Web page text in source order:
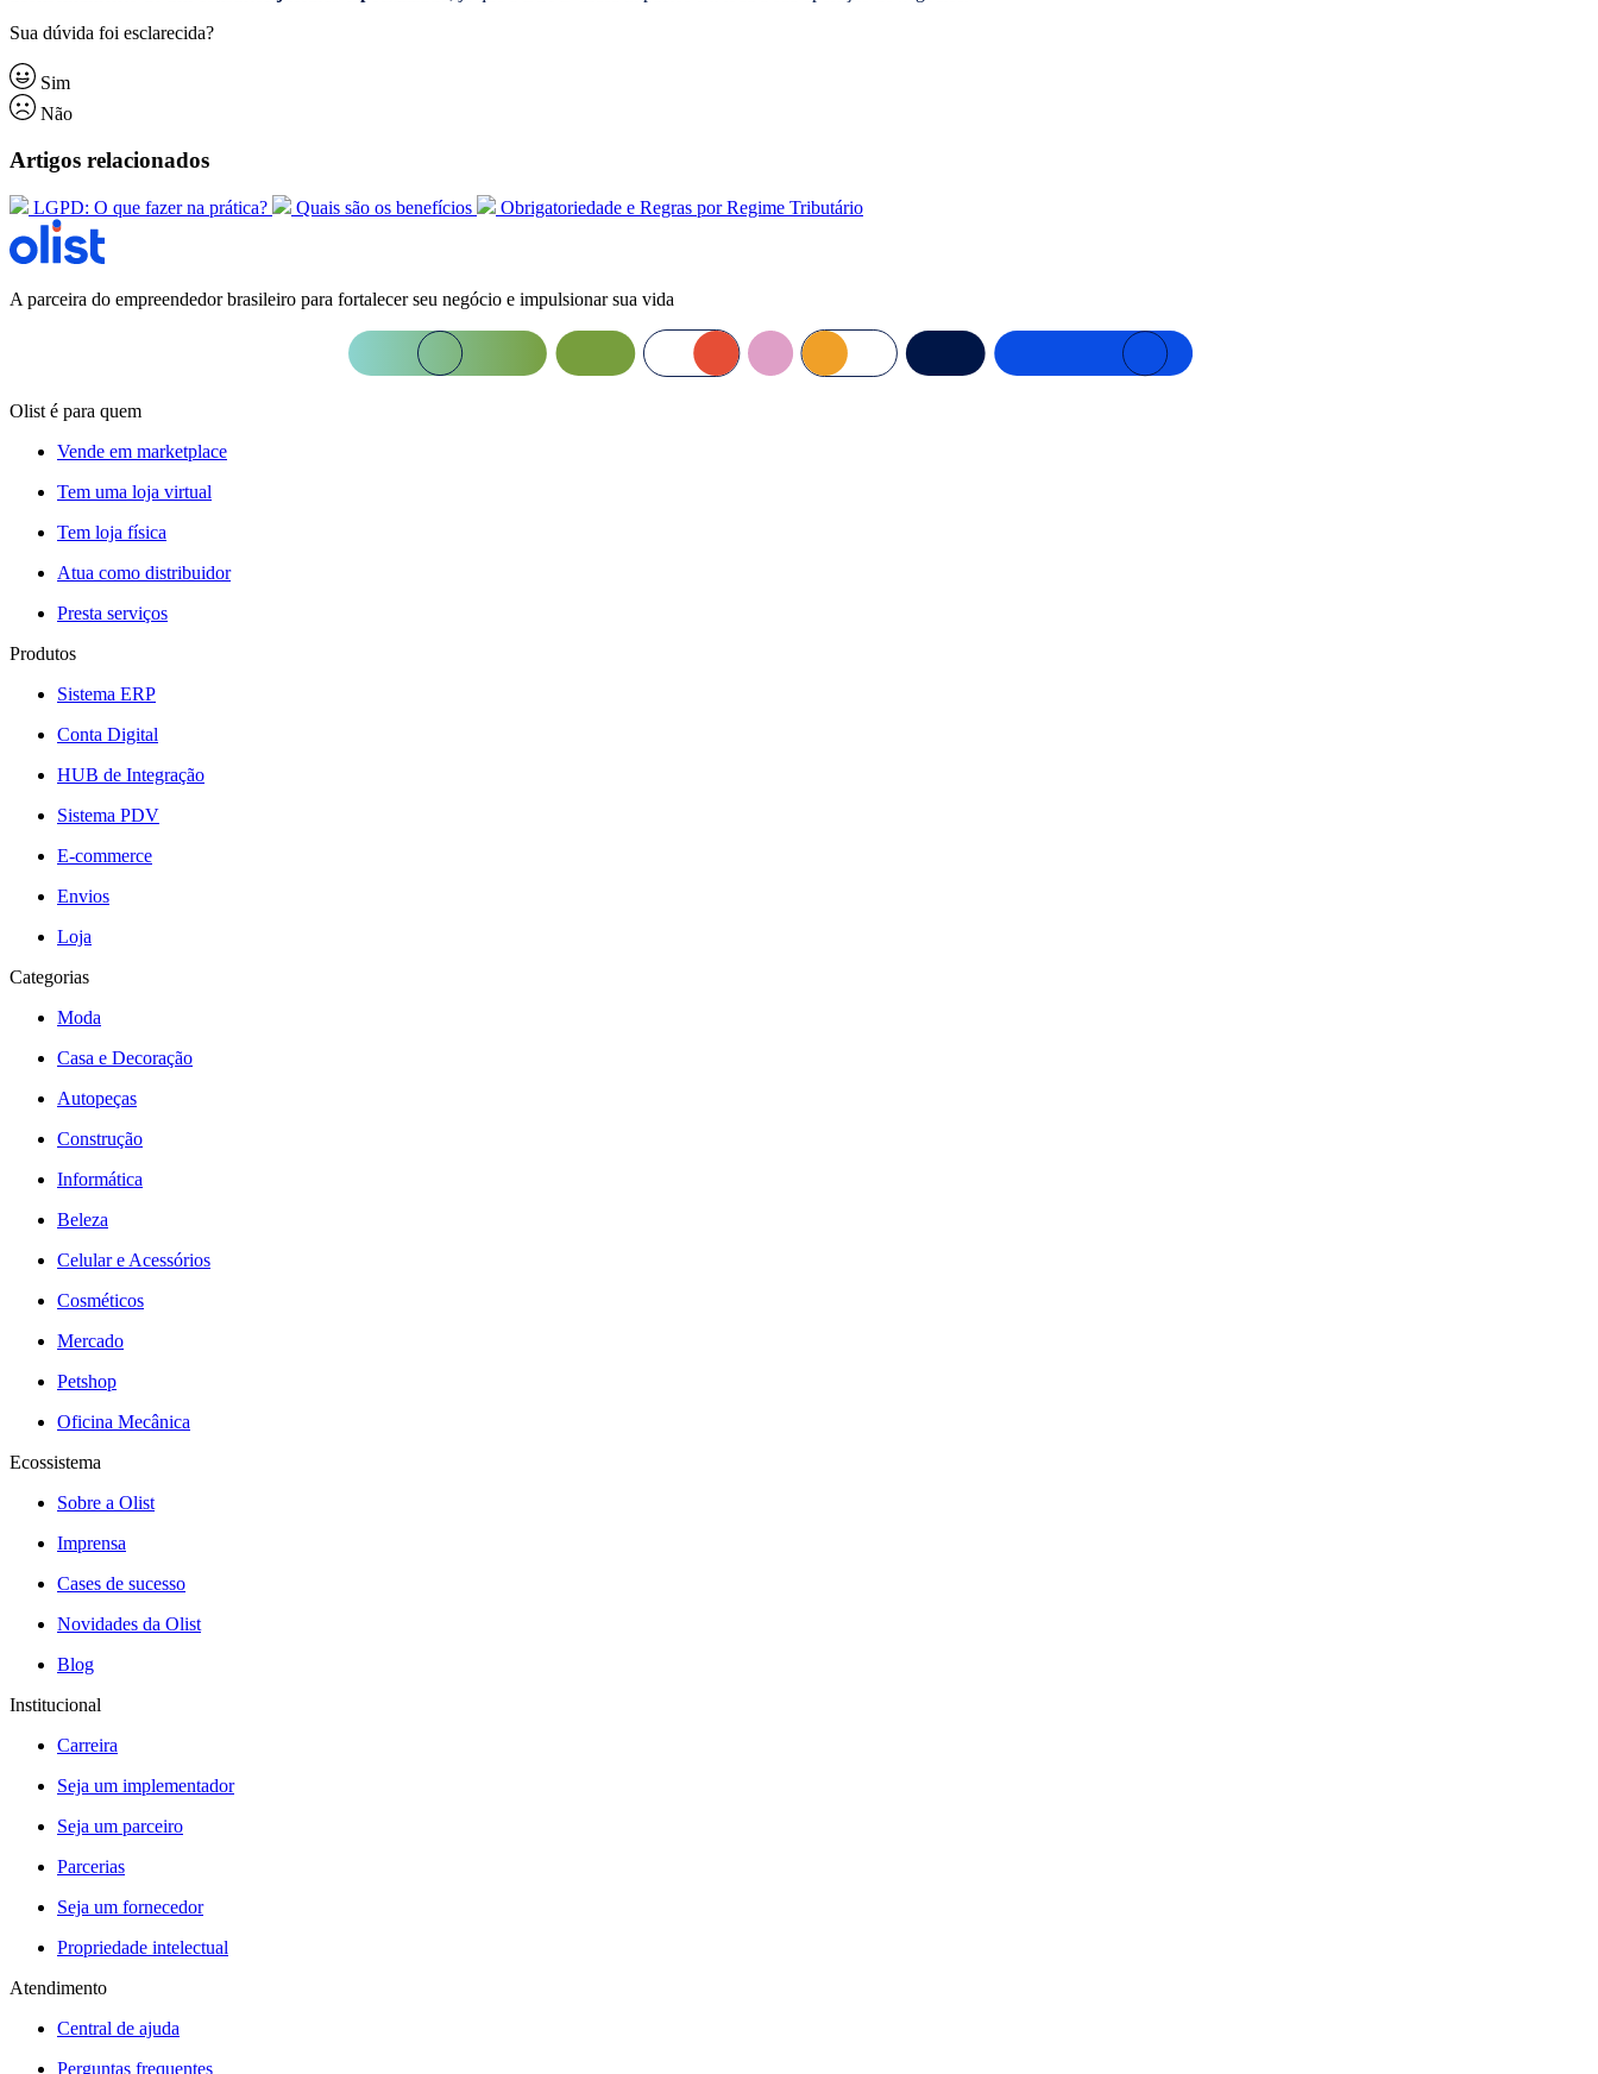
Sua dúvida foi esclarecida?
Sim
Não
Artigos relacionados
LGPD: O que fazer na prática? Quais são os benefícios Obrigatoriedade e Regras por Regime Tributário
A parceira do empreendedor brasileiro para fortalecer seu negócio e impulsionar sua vida
Olist é para quem
Vende em marketplace
Tem uma loja virtual
Tem loja física
Atua como distribuidor
Presta serviços
Produtos
Sistema ERP
Conta Digital
HUB de Integração
Sistema PDV
E-commerce
Envios
Loja
Categorias
Moda
Casa e Decoração
Autopeças
Construção
Informática
Beleza
Celular e Acessórios
Cosméticos
Mercado
Petshop
Oficina Mecânica
Ecossistema
Sobre a Olist
Imprensa
Cases de sucesso
Novidades da Olist
Blog
Institucional
Carreira
Seja um implementador
Seja um parceiro
Parcerias
Seja um fornecedor
Propriedade intelectual
Atendimento
Central de ajuda
Perguntas frequentes